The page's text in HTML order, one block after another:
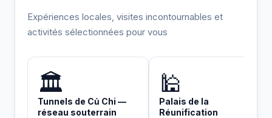
Expériences locales, visites incontournables et
activités sélectionnées pour vous
🏛️
Tunnels de Củ Chi —
réseau souterrain
🕌
Palais de la
Réunification